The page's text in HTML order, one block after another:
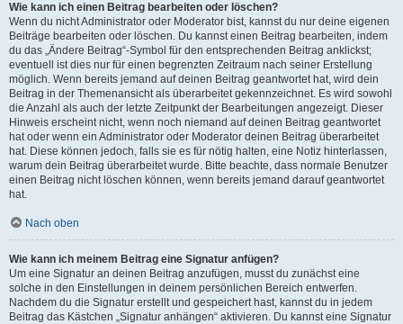
Wie kann ich einen Beitrag bearbeiten oder löschen?
Wenn du nicht Administrator oder Moderator bist, kannst du nur deine eigenen
Beiträge bearbeiten oder löschen. Du kannst einen Beitrag bearbeiten, indem
du das „Ändere Beitrag“-Symbol für den entsprechenden Beitrag anklickst;
eventuell ist dies nur für einen begrenzten Zeitraum nach seiner Erstellung
möglich. Wenn bereits jemand auf deinen Beitrag geantwortet hat, wird dein
Beitrag in der Themenansicht als überarbeitet gekennzeichnet. Es wird sowohl
die Anzahl als auch der letzte Zeitpunkt der Bearbeitungen angezeigt. Dieser
Hinweis erscheint nicht, wenn noch niemand auf deinen Beitrag geantwortet
hat oder wenn ein Administrator oder Moderator deinen Beitrag überarbeitet
hat. Diese können jedoch, falls sie es für nötig halten, eine Notiz hinterlassen,
warum dein Beitrag überarbeitet wurde. Bitte beachte, dass normale Benutzer
einen Beitrag nicht löschen können, wenn bereits jemand darauf geantwortet
hat.
Nach oben
Wie kann ich meinem Beitrag eine Signatur anfügen?
Um eine Signatur an deinen Beitrag anzufügen, musst du zunächst eine
solche in den Einstellungen in deinem persönlichen Bereich entwerfen.
Nachdem du die Signatur erstellt und gespeichert hast, kannst du in jedem
Beitrag das Kästchen „Signatur anhängen“ aktivieren. Du kannst eine Signatur